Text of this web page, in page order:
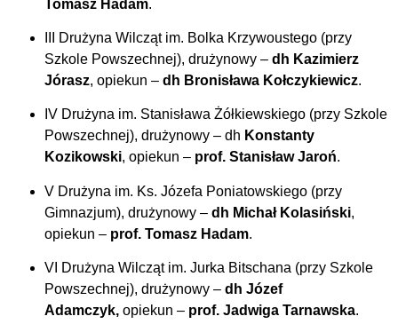
Tomasz Hadam.
III Drużyna Wilcząt im. Bolka Krzywoustego (przy
Szkole Powszechnej), drużynowy – dh Kazimierz
Jórasz, opiekun – dh Bronisława Kołczykiewicz.
IV Drużyna im. Stanisława Żółkiewskiego (przy Szkole
Powszechnej), drużynowy – dh Konstanty
Kozikowski, opiekun – prof. Stanisław Jaroń.
V Drużyna im. Ks. Józefa Poniatowskiego (przy
Gimnazjum), drużynowy – dh Michał Kolasiński,
opiekun – prof. Tomasz Hadam.
VI Drużyna Wilcząt im. Jurka Bitschana (przy Szkole
Powszechnej), drużynowy – dh Józef
Adamczyk, opiekun – prof. Jadwiga Tarnawska.